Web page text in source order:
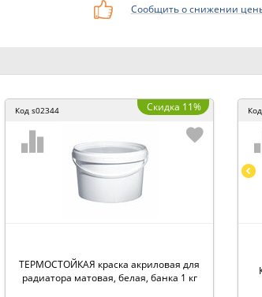
Сообщить о снижении
Код s02344 Скидка 11%
ТЕРМОСТОЙКАЯ краска акриловая для
радиатора матовая, белая, банка 1 кг
Код